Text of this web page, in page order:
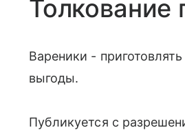
Толкование
Вареники -
выгоды.
Публикуется с